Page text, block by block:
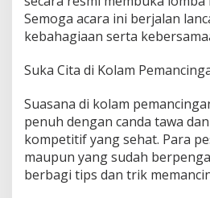
Semoga acara ini berjalan
kebahagiaan serta
Suka Cita di Kolam
Suasana di kolam
penuh dengan canda tawa
kompetitif yang sehat. Para
maupun yang sudah
berbagi tips dan trik